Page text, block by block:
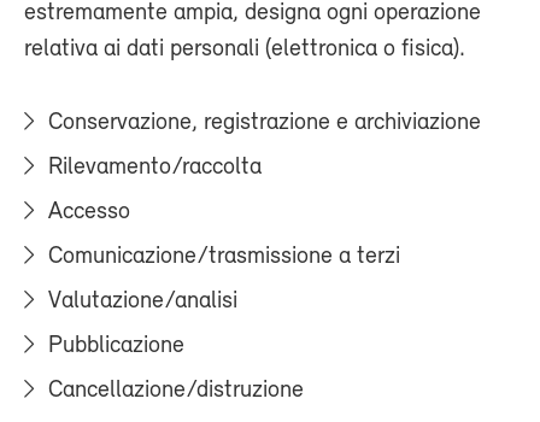
estremamente ampia, designa ogni operazione
relativa ai dati personali (elettronica o fisica).
Conservazione, registrazione e archiviazione
Rilevamento/raccolta
Accesso
Comunicazione/trasmissione a terzi
Valutazione/analisi
Pubblicazione
Cancellazione/distruzione